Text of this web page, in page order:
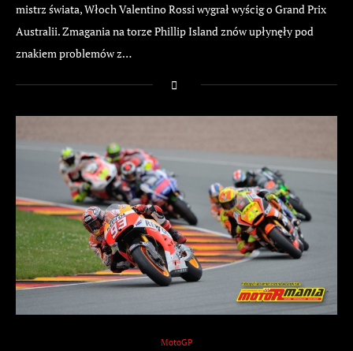
mistrz świata, Włoch Valentino Rossi wygrał wyścig o Grand Prix
Australii. Zmagania na torze Phillip Island znów upłynęły pod
znakiem problemów z…
MotoGP